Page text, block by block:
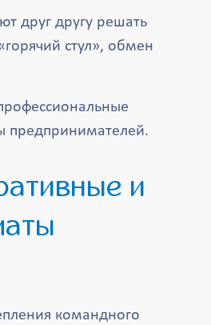
друг другу решать
стул», обмен
предпринимателей.
командного